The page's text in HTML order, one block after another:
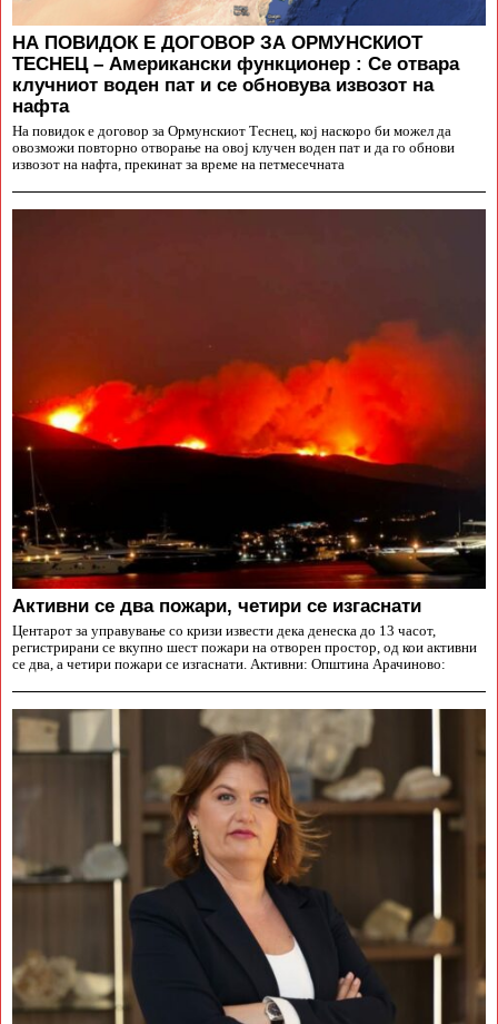
НА ПОВИДОК Е ДОГОВОР ЗА ОРМУНСКИОТ
ТЕСНЕЦ – Американски функционер : Се отвара
клучниот воден пат и се обновува извозот на
нафта
На повидок е договор за Ормунскиот Теснец, кој наскоро би можел да
овозможи повторно отворање на овој клучен воден пат и да го обнови
извозот на нафта, прекинат за време на петмесечната
Aктивни се два пожари, четири се изгаснати
Центарот за управување со кризи извести дека денеска до 13 часот,
регистрирани се вкупно шест пожари на отворен простор, од кои активни
се два, а четири пожари се изгаснати. Активни: Општина Арачиново: